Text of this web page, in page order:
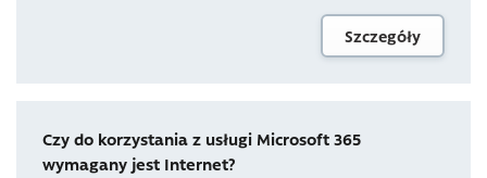
Szczegóły
Czy do korzystania z usługi Microsoft 365
wymagany jest Internet?